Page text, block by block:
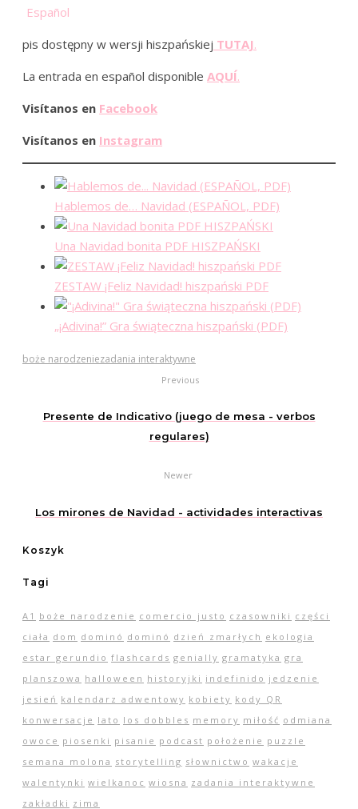
Español
pis dostępny w wersji hiszpańskiej TUTAJ.
La entrada en español disponible AQUÍ.
Visítanos en Facebook
Visítanos en Instagram
Hablemos de… Navidad (ESPAÑOL, PDF)
Una Navidad bonita PDF HISZPAŃSKI
ZESTAW ¡Feliz Navidad! hiszpański PDF
„¡Adivina!” Gra świąteczna hiszpański (PDF)
boże narodzeniezadania interaktywne
Previous
Presente de Indicativo (juego de mesa - verbos
regulares)
Newer
Los mirones de Navidad - actividades interactivas
Koszyk
Tagi
A1 boże narodzenie comercio justo czasowniki części
ciała dom dominó dominó dzień zmarłych ekologia
estar gerundio flashcards genially gramatyka gra
planszowa halloween historyjki indefinido jedzenie
jesień kalendarz adwentowy kobiety kody QR
konwersacje lato los dobbles memory miłość odmiana
owoce piosenki pisanie podcast położenie puzzle
semana molona storytelling słownictwo wakacje
walentynki wielkanoc wiosna zadania interaktywne
zakładki zima